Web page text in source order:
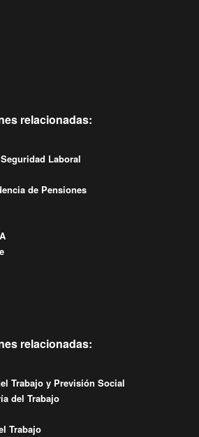
relacionadas:
Laboral
de Pensiones
relacionadas:
Trabajo y Previsión Social
del Trabajo
Trabajo